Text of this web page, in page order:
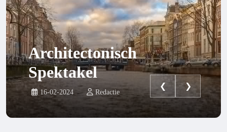
Architectonisch
Spektakel
16-02-2024 Redactie
❮ ❯